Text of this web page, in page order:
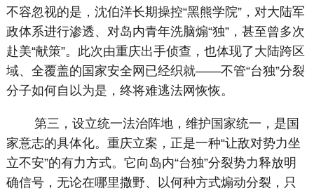
不容忽视的是，沈伯洋长期操控“黑熊学院”，对大陆军
政体系进行渗透、对岛内青年洗脑煽“独”，甚至曾多次
赴美“献策”。此次由重庆出手侦查，也体现了大陆跨区
域、全覆盖的国家安全网已经织就——不管“台独”分裂
分子如何自以为是，终将难逃法网恢恢。
第三，设立统一法治阵地，维护国家统一，是国
家意志的具体化。重庆立案，正是一种“让敌对势力坐
立不安”的有力方式。它向岛内“台独”分裂势力释放明
确信号，无论在哪里撒野、以何种方式煽动分裂，只